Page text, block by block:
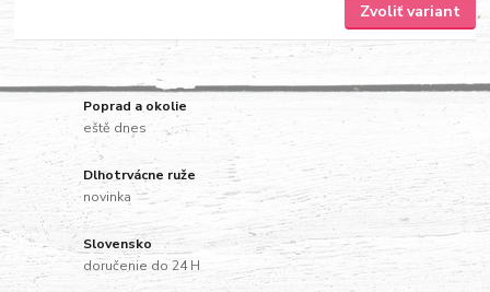
Zvoliť variant
Poprad a okolie
eště dnes
Dlhotrvácne ruže
novinka
Slovensko
doručenie do 24 H